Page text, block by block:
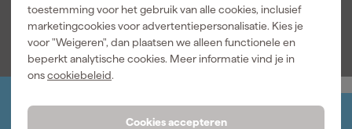
toestemming voor het gebruik van alle cookies, inclusief
marketingcookies voor advertentiepersonalisatie. Kies je
voor "Weigeren", dan plaatsen we alleen functionele en
beperkt analytische cookies. Meer informatie vind je in
onscookiebeleid.
Cookies accepteren
99 44,